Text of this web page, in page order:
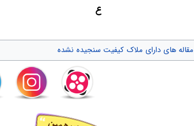
ع
مقاله های دارای ملاک کیفیت سنجیده نشده